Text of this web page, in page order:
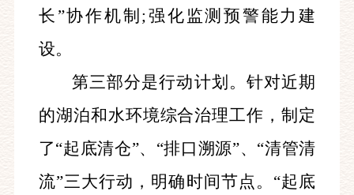
长”协作机制;强化监测预警能力建
设。
第三部分是行动计划。针对近期
的湖泊和水环境综合治理工作，制定
了“起底清仓”、“排口溯源”、“清管清
流”三大行动，明确时间节点。“起底